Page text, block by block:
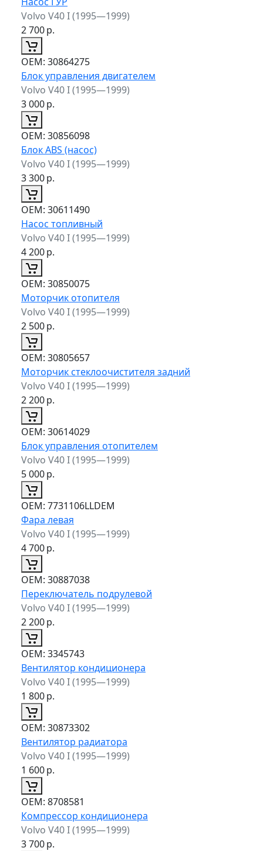
Volvo V40 I (1995—1999)
2 700р.
ОЕМ: 30864275
Блок управления двигателем
Volvo V40 I (1995—1999)
3 000р.
ОЕМ: 30856098
Блок ABS (насос)
Volvo V40 I (1995—1999)
3 300р.
ОЕМ: 30611490
Насос топливный
Volvo V40 I (1995—1999)
4 200р.
ОЕМ: 30850075
Моторчик отопителя
Volvo V40 I (1995—1999)
2 500р.
ОЕМ: 30805657
Моторчик стеклоочистителя задний
Volvo V40 I (1995—1999)
2 200р.
ОЕМ: 30614029
Блок управления отопителем
Volvo V40 I (1995—1999)
5 000р.
ОЕМ: 7731106LLDEM
Фара левая
Volvo V40 I (1995—1999)
4 700р.
ОЕМ: 30887038
Переключатель подрулевой
Volvo V40 I (1995—1999)
2 200р.
ОЕМ: 3345743
Вентилятор кондиционера
Volvo V40 I (1995—1999)
1 800р.
ОЕМ: 30873302
Вентилятор радиатора
Volvo V40 I (1995—1999)
1 600р.
ОЕМ: 8708581
Компрессор кондиционера
Volvo V40 I (1995—1999)
3 700р.